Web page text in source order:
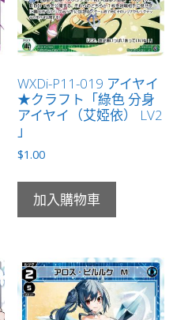
WXDi-P11-019 アイヤイ
★クラフト「綠色 分身
アイヤイ（艾婭依） LV2
」
$1.00
加入購物車